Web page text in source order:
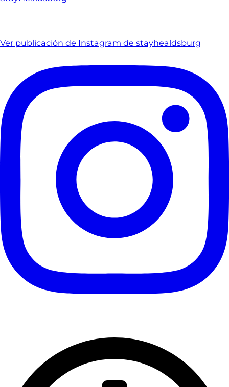
Ver publicación de Instagram de stayhealdsburg